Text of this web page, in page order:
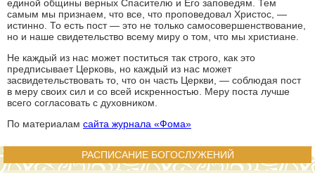
единой общины верных Спасителю и Его заповедям. Тем
самым мы признаем, что все, что проповедовал Христос, —
истинно. То есть пост — это не только самосовершенствование,
но и наше свидетельство всему миру о том, что мы христиане.
Не каждый из нас может поститься так строго, как это
предписывает Церковь, но каждый из нас может
засвидетельствовать то, что он часть Церкви, — соблюдая пост
в меру своих сил и со всей искренностью. Меру поста лучше
всего согласовать с духовником.
По материалам сайта журнала «Фома»
РАСПИСАНИЕ БОГОСЛУЖЕНИЙ